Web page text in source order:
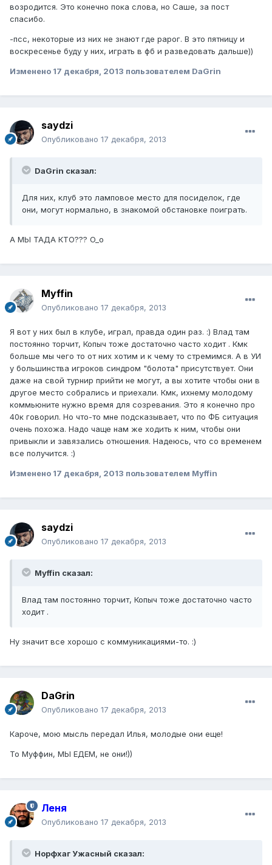
возродится. Это конечно пока слова, но Саше, за пост
спасибо.
-псс, некоторые из них не знают где рарог. В это пятницу и
воскресенье буду у них, играть в фб и разведовать дальше))
Изменено 17 декабря, 2013 пользователем DaGrin
saydzi
Опубликовано 17 декабря, 2013
DaGrin сказал:
Для них, клуб это ламповое место для посиделок, где
они, могут нормально, в знакомой обстановке поиграть.
А МЫ ТАДА КТО??? O_o
Myffin
Опубликовано 17 декабря, 2013
Я вот у них был в клубе, играл, правда один раз. :) Влад там
постоянно торчит, Копыч тоже достаточно часто ходит . Кмк
больше мы чего то от них хотим и к чему то стремимся. А в УИ
у большинства игроков синдром "болота" присутствует. Они
даже на свой турнир прийти не могут, а вы хотите чтобы они в
другое место собрались и приехали. Кмк, ихнему молодому
коммьюните нужно время для созревания. Это я конечно про
40к говорил. Но что-то мне подсказывает, что по ФБ ситуация
очень похожа. Надо чаще нам же ходить к ним, чтобы они
привыкли и завязались отношения. Надеюсь, что со временем
все получится. :)
Изменено 17 декабря, 2013 пользователем Myffin
saydzi
Опубликовано 17 декабря, 2013
Myffin сказал:
Влад там постоянно торчит, Копыч тоже достаточно часто
ходит .
Ну значит все хорошо с коммуникациями-то. :)
DaGrin
Опубликовано 17 декабря, 2013
Кароче, мою мысль передал Илья, молодые они еще!
То Муффин, МЫ ЕДЕМ, не они!))
Леня
Опубликовано 17 декабря, 2013
Норфхаг Ужасный сказал: